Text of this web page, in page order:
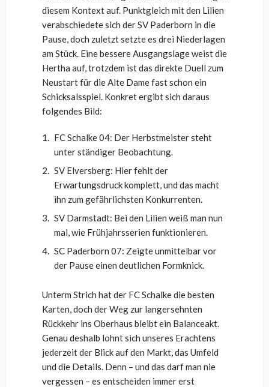
diesem Kontext auf. Punktgleich mit den Lilien
verabschiedete sich der SV Paderborn in die
Pause, doch zuletzt setzte es drei Niederlagen
am Stück. Eine bessere Ausgangslage weist die
Hertha auf, trotzdem ist das direkte Duell zum
Neustart für die Alte Dame fast schon ein
Schicksalsspiel. Konkret ergibt sich daraus
folgendes Bild:
FC Schalke 04: Der Herbstmeister steht
unter ständiger Beobachtung.
SV Elversberg: Hier fehlt der
Erwartungsdruck komplett, und das macht
ihn zum gefährlichsten Konkurrenten.
SV Darmstadt: Bei den Lilien weiß man nun
mal, wie Frühjahrsserien funktionieren.
SC Paderborn 07: Zeigte unmittelbar vor
der Pause einen deutlichen Formknick.
Unterm Strich hat der FC Schalke die besten
Karten, doch der Weg zur langersehnten
Rückkehr ins Oberhaus bleibt ein Balanceakt.
Genau deshalb lohnt sich unseres Erachtens
jederzeit der Blick auf den Markt, das Umfeld
und die Details. Denn – und das darf man nie
vergessen – es entscheiden immer erst